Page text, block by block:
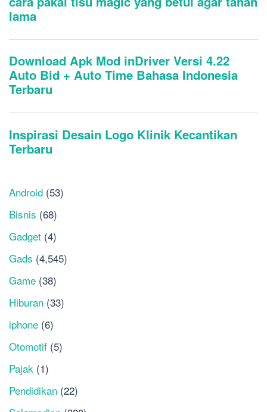
Android (53)
Bisnis (68)
Gadget (4)
Gads (4,545)
Game (38)
Hiburan (33)
iphone (6)
Otomotif (5)
Pajak (1)
Pendidikan (22)